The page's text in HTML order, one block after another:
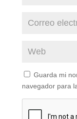
Guarda mi
navegador para